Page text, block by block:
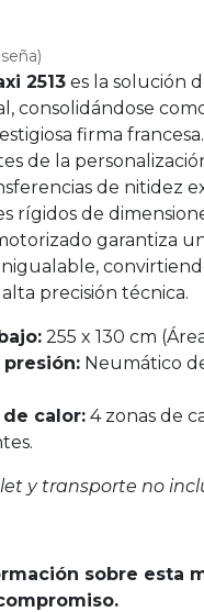
2513 es la solución
consolidándose
firma
de la
de nitidez
rígidos de
garantiza
precisión técnica.
255 x 130 cm
Neumático
calor: 4 zonas de
y transporte no
sobre esta